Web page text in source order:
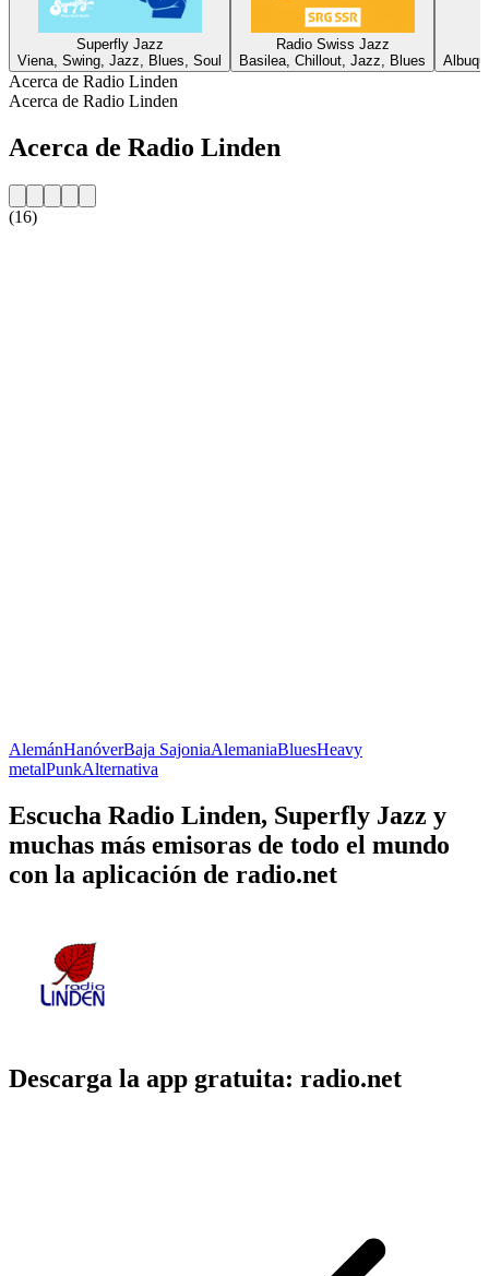
Superfly Jazz
Viena, Swing, Jazz, Blues, Soul
Radio Swiss Jazz
Basilea, Chillout, Jazz, Blues
Acerca de Radio Linden
Acerca de Radio Linden
Acerca de Radio Linden
(16)
AlemánHanóverBaja SajoniaAlemaniaBluesHeavy
metalPunkAlternativa
Escucha Radio Linden, Superfly Jazz y
muchas más emisoras de todo el mundo
con la aplicación de radio.net
Descarga la app gratuita: radio.net